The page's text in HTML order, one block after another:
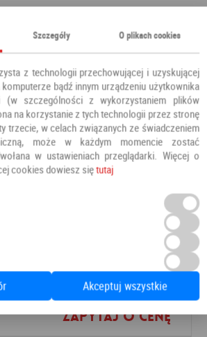
Zapytaj o cenę
do ulubionych
Szczegóły O plikach cookies
z technologii przechowującej i uzyskującej
bądź innym urządzeniu użytkownika
(w szczególności z wykorzystaniem plików
na korzystanie z tych technologii przez stronę
trzecie, w celach związanych ze świadczeniem
może w każdym momencie zostać
w ustawieniach przeglądarki. Więcej o
cookies dowiesz siętutaj
Akceptuj wszystkie